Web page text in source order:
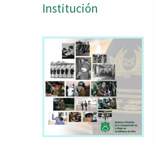
Institución